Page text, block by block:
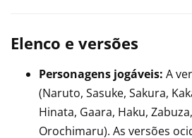
Elenco e versões
Personagens jogáveis: A
(Naruto, Sasuke, Sakura,
Hinata, Gaara, Haku,
Orochimaru). As versões